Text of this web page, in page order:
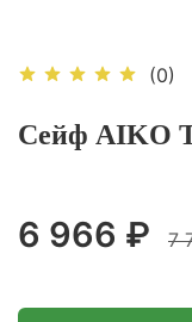
(0)
Cейф AIKO
6 966 ₽ 7